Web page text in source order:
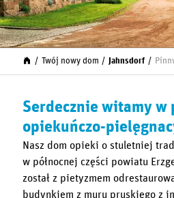
Twój nowy dom Jahnsdorf
Serdecznie witamy w
opiekuńczo-
Nasz dom opieki o stuletniej
w północnej części powiatu
został z pietyzmem
budynkiem z muru pruskiego z